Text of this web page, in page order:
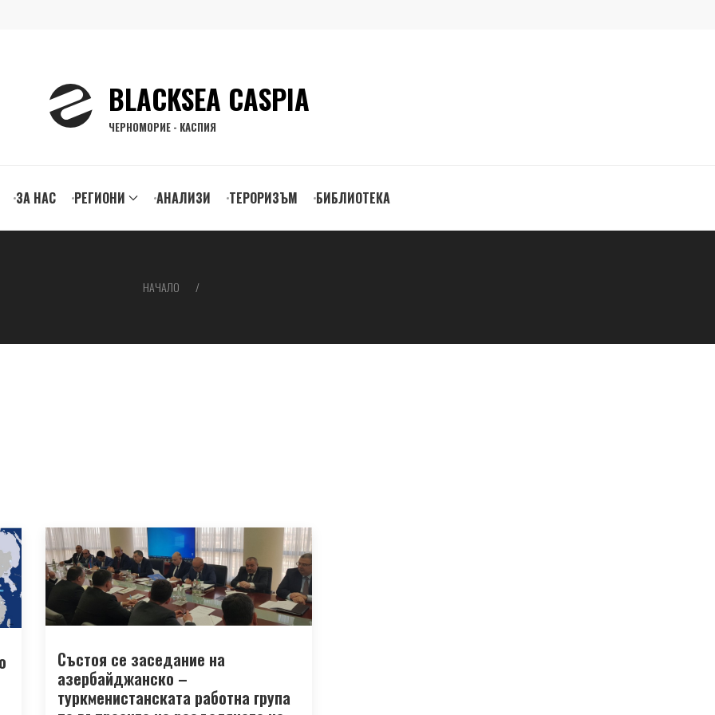
BLACKSEA CASPIA
ЧЕРНОМОРИЕ - КАСПИЯ
ЗА НАС РЕГИОНИ АНАЛИЗИ ТЕРОРИЗЪМ БИБЛИОТЕКА
НАЧАЛО
Състоя се заседание на
азербайджанско –
туркменистанската работна група